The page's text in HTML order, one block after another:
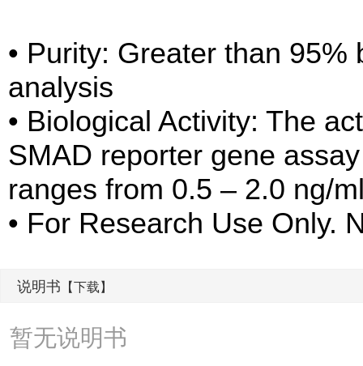
• Purity: Greater than
analysis
• Biological Activity: The
SMAD reporter gene
ranges from 0.5 – 2.0 ng/
• For Research Use Only.
说明书 【下载】
暂无说明书